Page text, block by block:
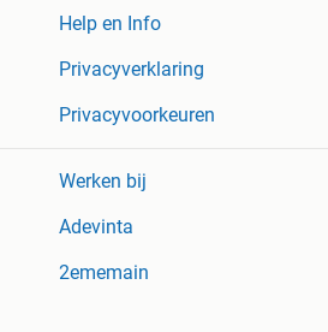
Help en Info
Privacyverklaring
Privacyvoorkeuren
Werken bij
Adevinta
2ememain